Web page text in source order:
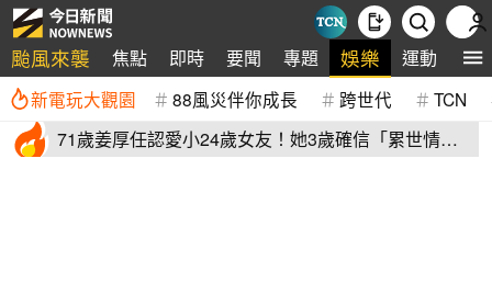
颱風來襲 焦點 即時 要聞 專題 娛樂 運動 全
新電玩大觀園 88風災伴你成長 跨世代 TCN
71歲姜厚任認愛小24歲女友！她3歲確信「累世情